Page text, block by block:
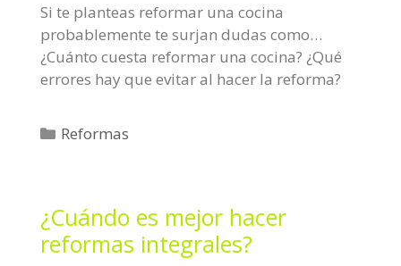
Si te planteas reformar una cocina
probablemente te surjan dudas como…
¿Cuánto cuesta reformar una cocina? ¿Qué
errores hay que evitar al hacer la reforma?
C
g
o
Reformas
¿Cuándo es mejor hacer
reformas integrales?